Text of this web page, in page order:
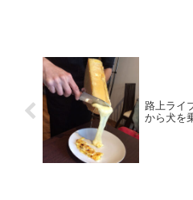
路上ライ
から犬を